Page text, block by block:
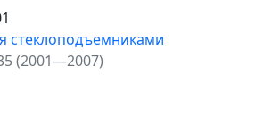
стеклоподъемниками
(2001—2007)